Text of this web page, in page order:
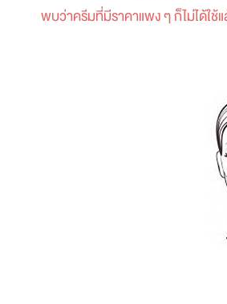
พบว่าครีมที่มีราคาแพง ๆ ก็ไม่ได้ใช้